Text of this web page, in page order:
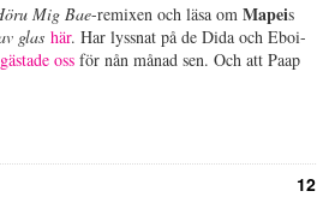
Mig Bae-remixen och läsa omMapeis
glashär. Har lyssnat på de Dida och Eboi-
gästade oss för nån månad sen. Och att Paap
12